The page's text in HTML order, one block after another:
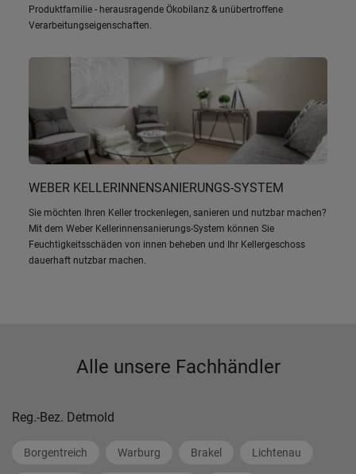
Produktfamilie - herausragende Ökobilanz & unübertroffene
Verarbeitungseigenschaften.
WEBER KELLERINNENSANIERUNGS-SYSTEM
Sie möchten Ihren Keller trockenlegen, sanieren und nutzbar machen?
Mit dem Weber Kellerinnensanierungs-System können Sie
Feuchtigkeitsschäden von innen beheben und Ihr Kellergeschoss
dauerhaft nutzbar machen.
Alle unsere Fachhändler
Reg.-Bez. Detmold
Borgentreich Warburg Brakel Lichtenau